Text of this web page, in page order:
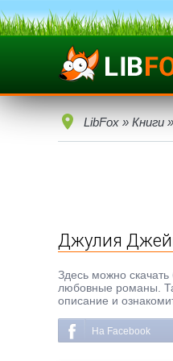
LibFox » Книги »
Джулия
Здесь можно
любовные романы.
описание и
На Facebook